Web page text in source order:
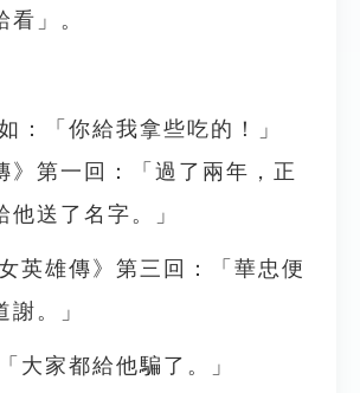
看」。
：「你給我拿些吃的！」
》第一回：「過了兩年，正
他送了名字。」
英雄傳》第三回：「華忠便
。」
大家都給他騙了。」